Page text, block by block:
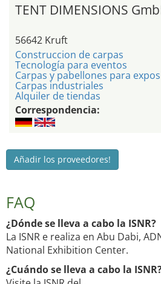
TENT DIMENSIONS
56642 Kruft
Construccion de carpas
Tecnología para eventos
Carpas y pabellones para
Carpas industriales
Alquiler de tiendas
Correspondencia:
Añadir los proveedores!
FAQ
¿Dónde se lleva a cabo la ISNR?
La ISNR e realiza en Abu Dabi,
National Exhibition Center.
¿Cuándo se lleva a cabo la